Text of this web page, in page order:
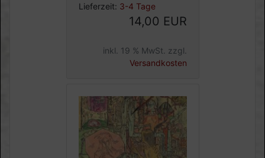
Lieferzeit: 3-4 Tage
14,00 EUR
inkl. 19 % MwSt. zzgl.
Versandkosten